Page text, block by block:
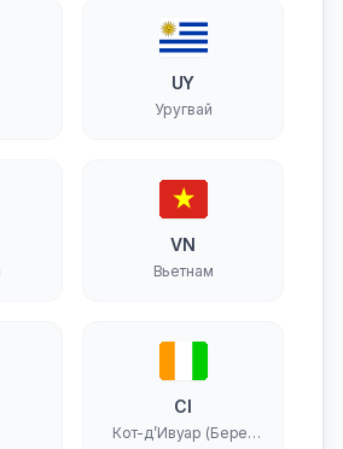
UY
Уругвай
VN
Вьетнам
CI
Кот-д’Ивуар (Берег